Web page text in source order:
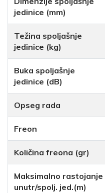
jedinice (mm)
Težina spoljašnje
jedinice (kg)
Buka spoljašnje
jedinice (dB)
Opseg rada
Freon
Količina freona (gr)
Maksimalno rastojanje
unutr/spolj. jed.(m)